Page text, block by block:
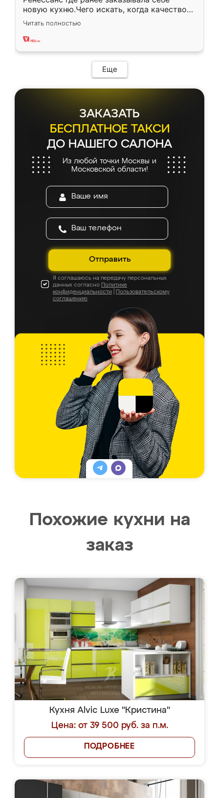
новую кухню.Чего искать, когда качеством
вполне довольна. Служит кухня уже почти
два года, нареканий нет.
Читать полностью
Еще
ЗАКАЗАТЬ
БЕСПЛАТНОЕ ТАКСИ
ДО НАШЕГО САЛОНА
Из любой точки Москвы и
Московской области!
Отправить
Я соглашаюсь на передачу персональных
данных согласно Политике
конфиденциальности
Пользовательскому
соглашению
Похожие кухни на
заказ
Кухня Alvic Luxe "Кристина"
Цена: от 39 500 руб. за п.м.
ПОДРОБНЕЕ